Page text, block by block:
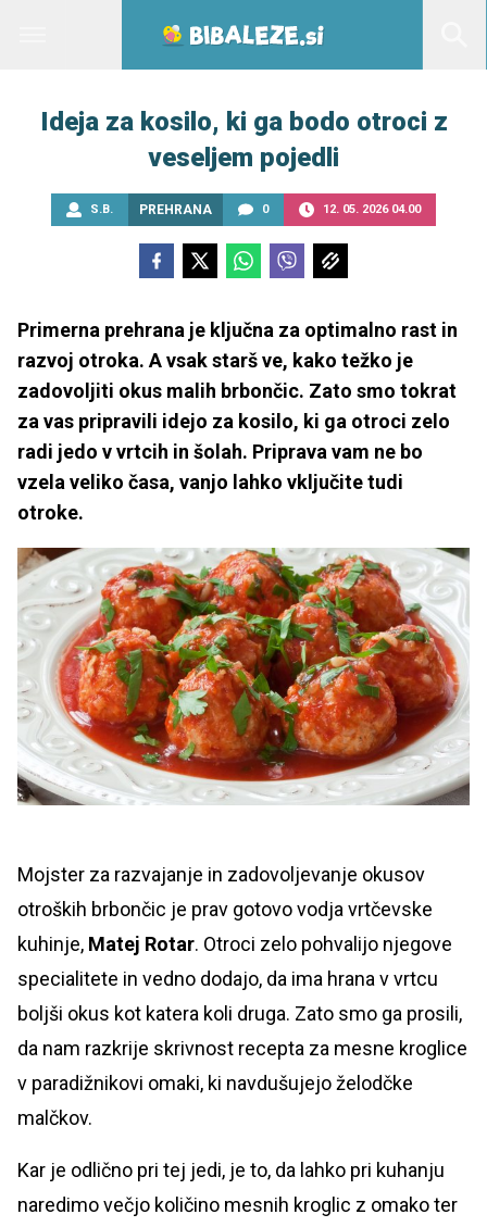
Ideja za kosilo, ki ga bodo otroci z
veseljem pojedli
S.B. PREHRANA 0 12. 05. 2026 04.00
Primerna prehrana je ključna za optimalno rast in
razvoj otroka. A vsak starš ve, kako težko je
zadovoljiti okus malih brbončic. Zato smo tokrat
za vas pripravili idejo za kosilo, ki ga otroci zelo
radi jedo v vrtcih in šolah. Priprava vam ne bo
vzela veliko časa, vanjo lahko vključite tudi
otroke.
Mojster za razvajanje in zadovoljevanje okusov
otroških brbončic je prav gotovo vodja vrtčevske
kuhinje, Matej Rotar. Otroci zelo pohvalijo njegove
specialitete in vedno dodajo, da ima hrana v vrtcu
boljši okus kot katera koli druga. Zato smo ga prosili,
da nam razkrije skrivnost recepta za mesne kroglice
v paradižnikovi omaki, ki navdušujejo želodčke
malčkov.
Kar je odlično pri tej jedi, je to, da lahko pri kuhanju
naredimo večjo količino mesnih kroglic z omako ter